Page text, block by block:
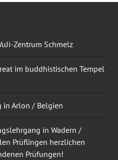
Zentrum Schmelz
im buddhistischen Tempel
in Arlon / Belgien
in Wadern /
Prüflingen herzlichen
Prüfungen!